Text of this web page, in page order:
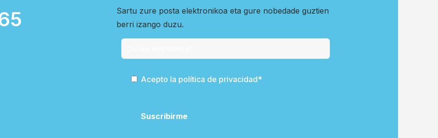
Sartu zure posta elektronikoa eta gure nobedade guztien
berri izango duzu.
Acepto la política de privacidad*